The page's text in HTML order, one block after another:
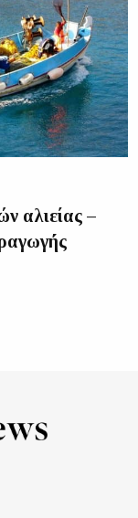
αλιείας –